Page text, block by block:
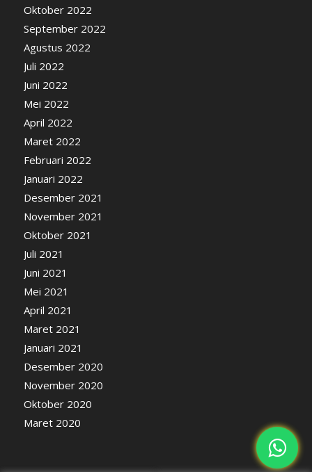
Oktober 2022
September 2022
Agustus 2022
Juli 2022
Juni 2022
Mei 2022
April 2022
Maret 2022
Februari 2022
Januari 2022
Desember 2021
November 2021
Oktober 2021
Juli 2021
Juni 2021
Mei 2021
April 2021
Maret 2021
Januari 2021
Desember 2020
November 2020
Oktober 2020
Maret 2020